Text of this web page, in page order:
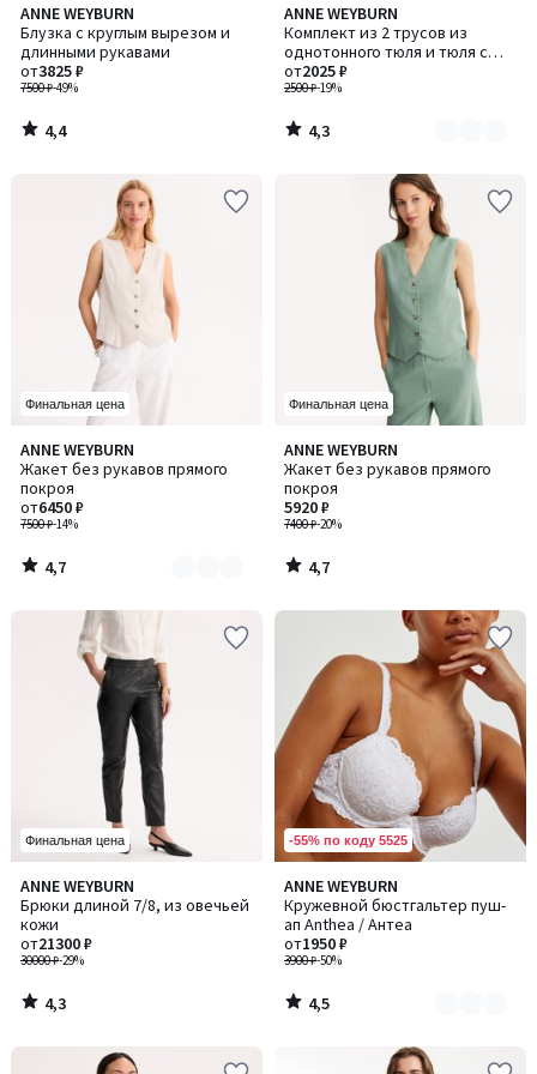
ANNE WEYBURN
Блузка с круглым вырезом и
длинными рукавами
7500 ₽-49%
от3825 ₽
4,4
/ 5
4,4
/
ANNE WEYBURN
Комплект из 2 трусов из
однотонного тюля и тюля с
вышивкой, Lyssa / Лисса
2500 ₽-19%
от2025 ₽
4,3
/ 5
Количество
цветов:
2
4,3
/
Финальная цена
ANNE WEYBURN
Жакет без рукавов прямого
покроя
7500 ₽-14%
от6450 ₽
4,7
/ 5
Количество
цветов:
2
4,7
/
Финальная цена
ANNE WEYBURN
Жакет без рукавов прямого
покроя
7400 ₽-20%
5920 ₽
4,7
/ 5
4,7
/
Финальная цена
ANNE WEYBURN
Брюки длиной 7/8, из овечьей
кожи
30000 ₽-29%
от21300 ₽
4,3
/ 5
4,3
/
-55% по коду 5525
ANNE WEYBURN
Кружевной бюстгальтер пуш-
ап Anthea / Антеа
3900 ₽-50%
от1950 ₽
4,5
/ 5
Количество
цветов:
3
4,5
/